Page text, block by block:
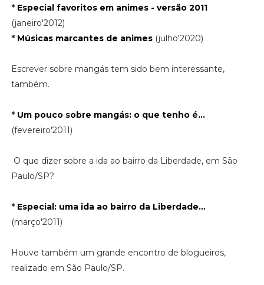
* Especial favoritos em animes - versão 2011
(janeiro'2012)
* Músicas marcantes de animes(julho'2020)
Escrever sobre mangás tem sido bem interessante,
também.
* Um pouco sobre mangás: o que tenho é...
(fevereiro'2011)
O que dizer sobre a ida ao bairro da Liberdade, em São
Paulo/SP?
* Especial: uma ida ao bairro da Liberdade...
(março'2011)
Houve também um grande encontro de blogueiros,
realizado em São Paulo/SP.